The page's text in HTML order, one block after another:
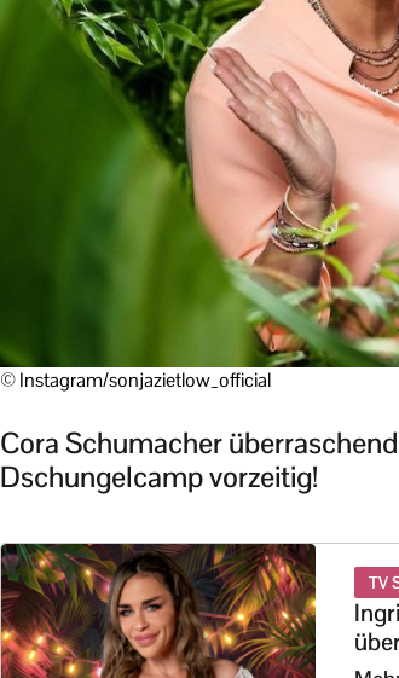
© Instagram/sonjazietlow_official
Cora Schumacher
Dschungelcamp vorzeitig!
TV